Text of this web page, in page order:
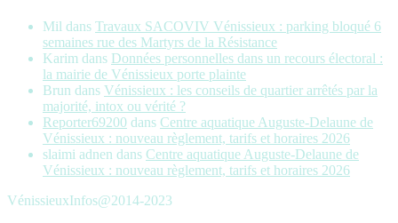
Mil dans Travaux SACOVIV Vénissieux : parking bloqué 6
semaines rue des Martyrs de la Résistance
Karim dans Données personnelles dans un recours électoral :
la mairie de Vénissieux porte plainte
Brun dans Vénissieux : les conseils de quartier arrêtés par la
majorité, intox ou vérité ?
Reporter69200 dans Centre aquatique Auguste-Delaune de
Vénissieux : nouveau règlement, tarifs et horaires 2026
slaimi adnen dans Centre aquatique Auguste-Delaune de
Vénissieux : nouveau règlement, tarifs et horaires 2026
VénissieuxInfos@2014-2023